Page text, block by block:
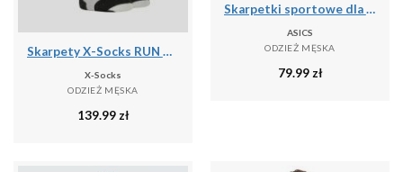
Skarpety X-Socks RUN DISCOVER MERINO CREW G701
X-Socks
ODZIEŻ MĘSKA
139.99zł
Skarpetki sportowe dla dorosłych Performance Run Sock Crew
ASICS
ODZIEŻ MĘSKA
79.99zł